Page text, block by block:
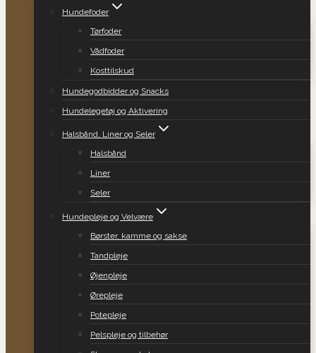
Hundefoder
Tørfoder
Vådfoder
Kosttilskud
Hundegodbidder og Snacks
Hundelegetøj og Aktivering
Halsbånd, Liner og Seler
Halsbånd
Liner
Seler
Hundepleje og Velvære
Børster, kamme og sakse
Tandpleje
Øjenpleje
Ørepleje
Potepleje
Pelspleje og tilbehør